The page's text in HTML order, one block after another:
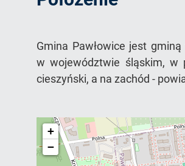
Gmina Pawłowice jest
w województwie śląskim, w
cieszyński, a na zachód -
+
−